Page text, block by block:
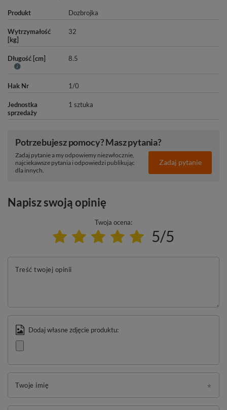
Produkt Dozbrojka
Wytrzymałość
[kg]
32
Długość [cm] 8.5
Hak Nr 1/0
Jednostka
sprzedaży
1 sztuka
Potrzebujesz pomocy? Masz pytania?
Zadaj pytanie a my odpowiemy niezwłocznie,
najciekawsze pytania i odpowiedzi publikując
dla innych.
Zadaj pytanie
Napisz swoją opinię
Twoja ocena:
5/5
Treść twojej opinii
Dodaj własne zdjęcie produktu:
Twoje imię